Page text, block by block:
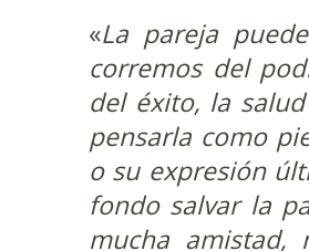
«La pareja
corremos del
del éxito, la
pensarla como
o su expresión
fondo salvar la
mucha amistad,